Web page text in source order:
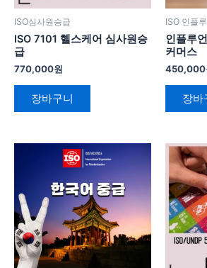
ISO심사원승급
ISO 7101 헬스케어 심사원승
급
770,000원
장바구니
ISO 인플
인플루
커머스
450,000
장바